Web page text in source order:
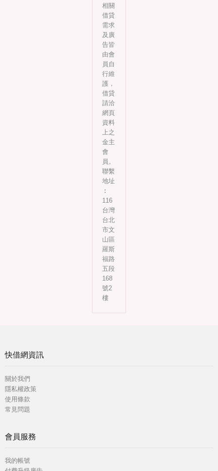
相關
借貸
需求
及廣
告皆
由會
員自
行維
護，
借貸
請洽
網頁
資料
上之
金主
會
員。
聯繫
地址
︰
116
台灣
台北
市文
山區
羅斯
福路
五段
168
號2
樓
快借網資訊
關於我們
隱私權政策
使用條款
常見問題
會員服務
我的帳號